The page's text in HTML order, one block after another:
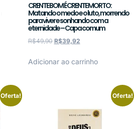
CRENTE BOM É CRENTE MORTO:
Matando o medo e o luto, morrendo
para viver e sonhando com a
eternidade – Capa comum
R$49,90 R$39,92
Adicionar ao carrinho
Oferta! Oferta!